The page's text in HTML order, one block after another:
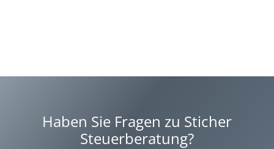
Haben Sie Fragen zu Sticher
Steuerberatung?